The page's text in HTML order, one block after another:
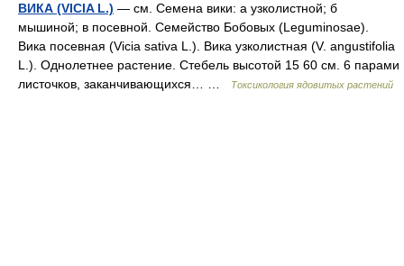
ВИКА (VICIA L.) — см. Семена вики: а узколистной; б
мышиной; в посевной. Семейство Бобовых (Leguminosae).
Вика посевная (Vicia sativa L.). Вика узколистная (V. angustifolia
L.). Однолетнее растение. Стебель высотой 15 60 см. 6 парами
листочков, заканчивающихся… …
Токсикология ядовитых растений